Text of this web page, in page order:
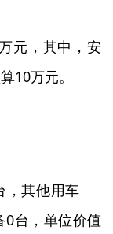
元，其中，安
10万元。
，其他用车
0台，单位价值